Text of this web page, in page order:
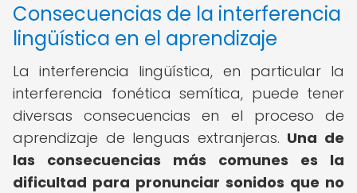
Consecuencias de la interferencia
lingüística en el aprendizaje
La interferencia lingüística, en particular la
interferencia fonética semítica, puede tener
diversas consecuencias en el proceso de
aprendizaje de lenguas extranjeras. Una de
las consecuencias más comunes es la
dificultad para pronunciar sonidos que no